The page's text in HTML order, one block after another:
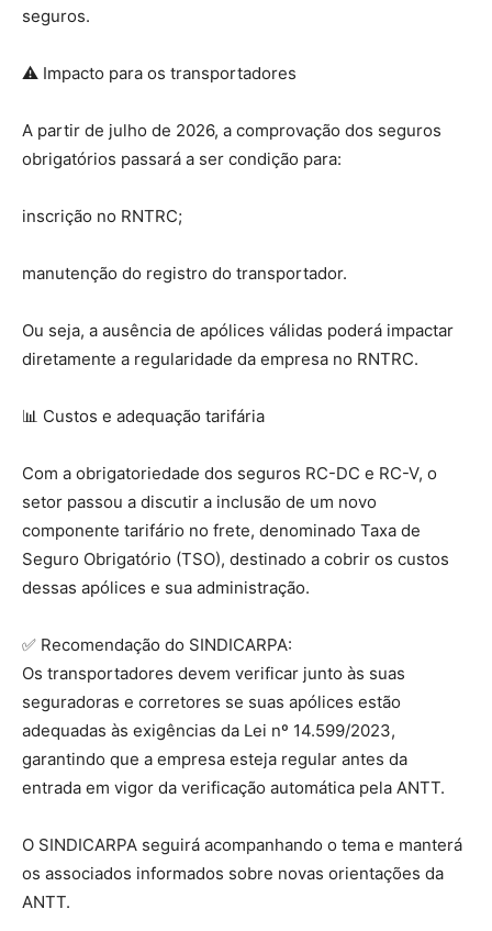
seguros.
⚠️ Impacto para os transportadores
A partir de julho de 2026, a comprovação dos seguros
obrigatórios passará a ser condição para:
inscrição no RNTRC;
manutenção do registro do transportador.
Ou seja, a ausência de apólices válidas poderá impactar
diretamente a regularidade da empresa no RNTRC.
📊 Custos e adequação tarifária
Com a obrigatoriedade dos seguros RC-DC e RC-V, o
setor passou a discutir a inclusão de um novo
componente tarifário no frete, denominado Taxa de
Seguro Obrigatório (TSO), destinado a cobrir os custos
dessas apólices e sua administração.
✅ Recomendação do SINDICARPA:
Os transportadores devem verificar junto às suas
seguradoras e corretores se suas apólices estão
adequadas às exigências da Lei nº 14.599/2023,
garantindo que a empresa esteja regular antes da
entrada em vigor da verificação automática pela ANTT.
O SINDICARPA seguirá acompanhando o tema e manterá
os associados informados sobre novas orientações da
ANTT.